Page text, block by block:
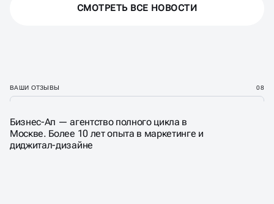
СМОТРЕТЬ ВСЕ НОВОСТИ
ВАШИ ОТЗЫВЫ 08
Бизнес-Ап — агентство полного цикла в
Москве. Более 10 лет опыта в маркетинге и
диджитал-дизайне